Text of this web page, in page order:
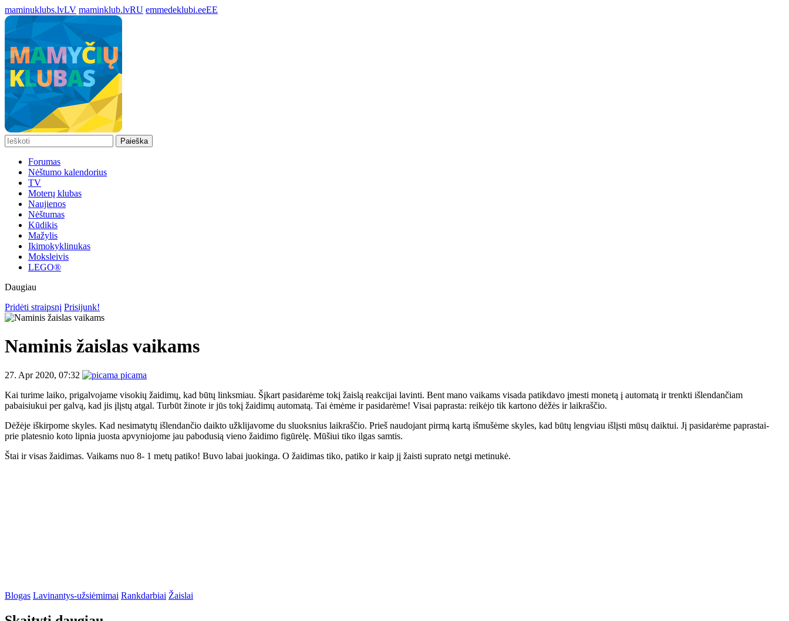
maminuklubs.lvLV maminklub.lvRU emmedeklubi.eeEE
Paieška
Forumas
Nėštumo kalendorius
TV
Moterų klubas
Naujienos
Nėštumas
Kūdikis
Mažylis
Ikimokyklinukas
Moksleivis
LEGO®
Daugiau
Pridėti straipsnį Prisijunk!
Naminis žaislas vaikams
27. Apr 2020, 07:32
picama
Kai turime laiko, prigalvojame visokių žaidimų, kad būtų linksmiau. Šįkart pasidarėme tokį žaislą reakcijai lavinti. Bent mano vaikams visada patikdavo įmesti monetą į automatą ir trenkti išlendančiam
pabaisiukui per galvą, kad jis įlįstų atgal. Turbūt žinote ir jūs tokį žaidimų automatą. Tai ėmėme ir pasidarėme! Visai paprasta: reikėjo tik kartono dėžės ir laikraščio.
Dėžėje iškirpome skyles. Kad nesimatytų išlendančio daikto užklijavome du sluoksnius laikraščio. Prieš naudojant pirmą kartą išmušėme skyles, kad būtų lengviau išlįsti mūsų daiktui. Jį pasidarėme paprastai-
prie platesnio koto lipnia juosta apvyniojome jau pabodusią vieno žaidimo figūrėlę. Mūšiui tiko ilgas samtis.
Štai ir visas žaidimas. Vaikams nuo 8- 1 metų patiko! Buvo labai juokinga. O žaidimas tiko, patiko ir kaip jį žaisti suprato netgi metinukė.
Blogas Lavinantys-užsiėmimai Rankdarbiai Žaislai